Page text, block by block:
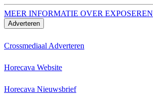
MEER INFORMATIE OVER EXPOSEREN
Adverteren
Crossmediaal Adverteren
Horecava Website
Horecava Nieuwsbrief